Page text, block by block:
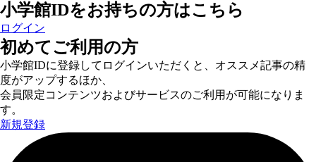
小学館IDをお持ちの方はこちら
ログイン
初めてご利用の方
小学館IDに登録してログインいただくと、オススメ記事の精
度がアップするほか、
会員限定コンテンツおよびサービスのご利用が可能になりま
す。
新規登録